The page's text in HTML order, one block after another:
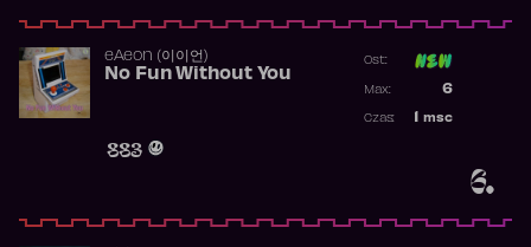
6.
​eAeon (이이언)
No Fun Without You
883
Ost:
6
Max:
msc
Czas: